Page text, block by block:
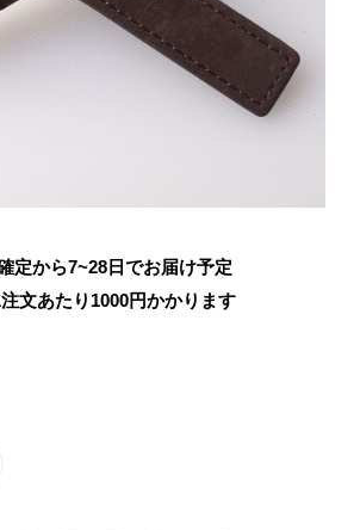
定から7~28日でお届け予定
文あたり 1000円かかります